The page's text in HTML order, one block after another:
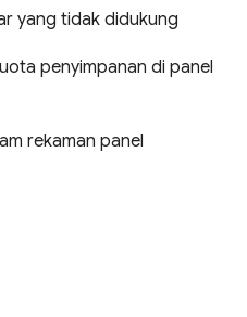
yang tidak didukung
penyimpanan di panel
rekaman panel